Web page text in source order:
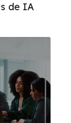
de IA